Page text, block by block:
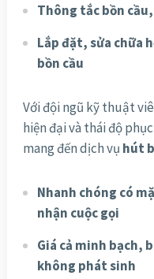
Thông tắc bồn
Lắp đặt, sửa chữa
bồn cầu
Với đội ngũ kỹ thuật
hiện đại và thái độ
mang đến dịch vụ hút
Nhanh chóng có
nhận cuộc gọi
Giá cả minh bạch,
không phát sinh